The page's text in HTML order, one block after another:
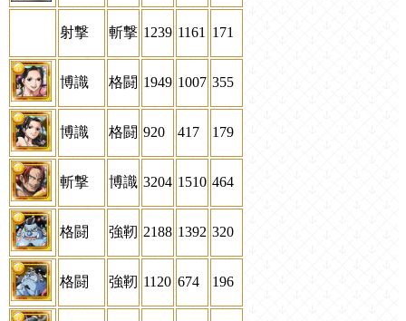
射撃 斬撃 1239 1161 171
博識 格闘 1949 1007 355
博識 格闘 920 417 179
斬撃 博識 3204 1510 464
格闘 強靭 2188 1392 320
格闘 強靭 1120 674 196